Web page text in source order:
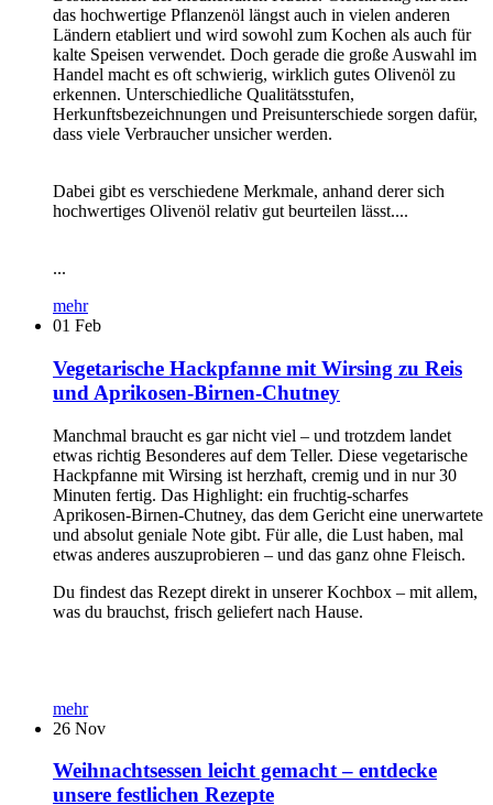
das hochwertige Pflanzenöl längst auch in vielen anderen
Ländern etabliert und wird sowohl zum Kochen als auch für
kalte Speisen verwendet. Doch gerade die große Auswahl im
Handel macht es oft schwierig, wirklich gutes Olivenöl zu
erkennen. Unterschiedliche Qualitätsstufen,
Herkunftsbezeichnungen und Preisunterschiede sorgen dafür,
dass viele Verbraucher unsicher werden.
Dabei gibt es verschiedene Merkmale, anhand derer sich
hochwertiges Olivenöl relativ gut beurteilen lässt....
...
mehr
01 Feb
Vegetarische Hackpfanne mit Wirsing zu Reis
und Aprikosen-Birnen-Chutney
Manchmal braucht es gar nicht viel – und trotzdem landet
etwas richtig Besonderes auf dem Teller. Diese vegetarische
Hackpfanne mit Wirsing ist herzhaft, cremig und in nur 30
Minuten fertig. Das Highlight: ein fruchtig-scharfes
Aprikosen-Birnen-Chutney, das dem Gericht eine unerwartete
und absolut geniale Note gibt. Für alle, die Lust haben, mal
etwas anderes auszuprobieren – und das ganz ohne Fleisch.
Du findest das Rezept direkt in unserer Kochbox – mit allem,
was du brauchst, frisch geliefert nach Hause.
mehr
26 Nov
Weihnachtsessen leicht gemacht – entdecke
unsere festlichen Rezepte